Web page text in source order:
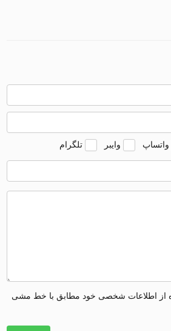
واتساپ وایبر تلگرام
از اطلاعات شخصی خود مطابق با خط مشی